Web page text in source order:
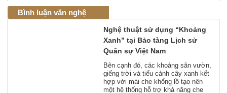
Bình luận văn nghệ
Nghệ thuật sử dụng “Khoảng
Xanh” tại Bảo tàng Lịch sử
Quân sự Việt Nam
Bên cạnh đó, các khoảng sân vườn,
giếng trời và tiểu cảnh cây xanh kết
hợp với mái che khổng lồ tạo nên
một hệ thống hỗ trợ khả năng che